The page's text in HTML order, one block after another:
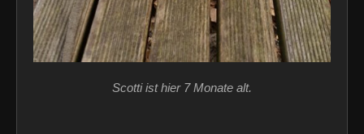
Scotti ist hier 7 Monate alt.